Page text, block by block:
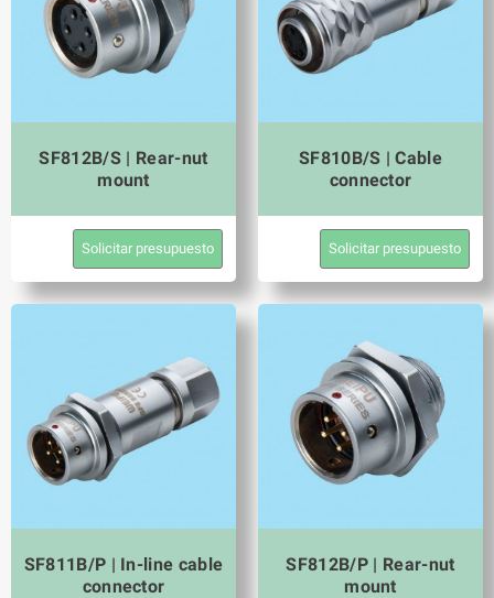
SF812B/S | Rear-nut
mount
Solicitar presupuesto
SF810B/S | Cable
connector
Solicitar presupuesto
SF811B/P | In-line cable
connector
SF812B/P | Rear-nut
mount